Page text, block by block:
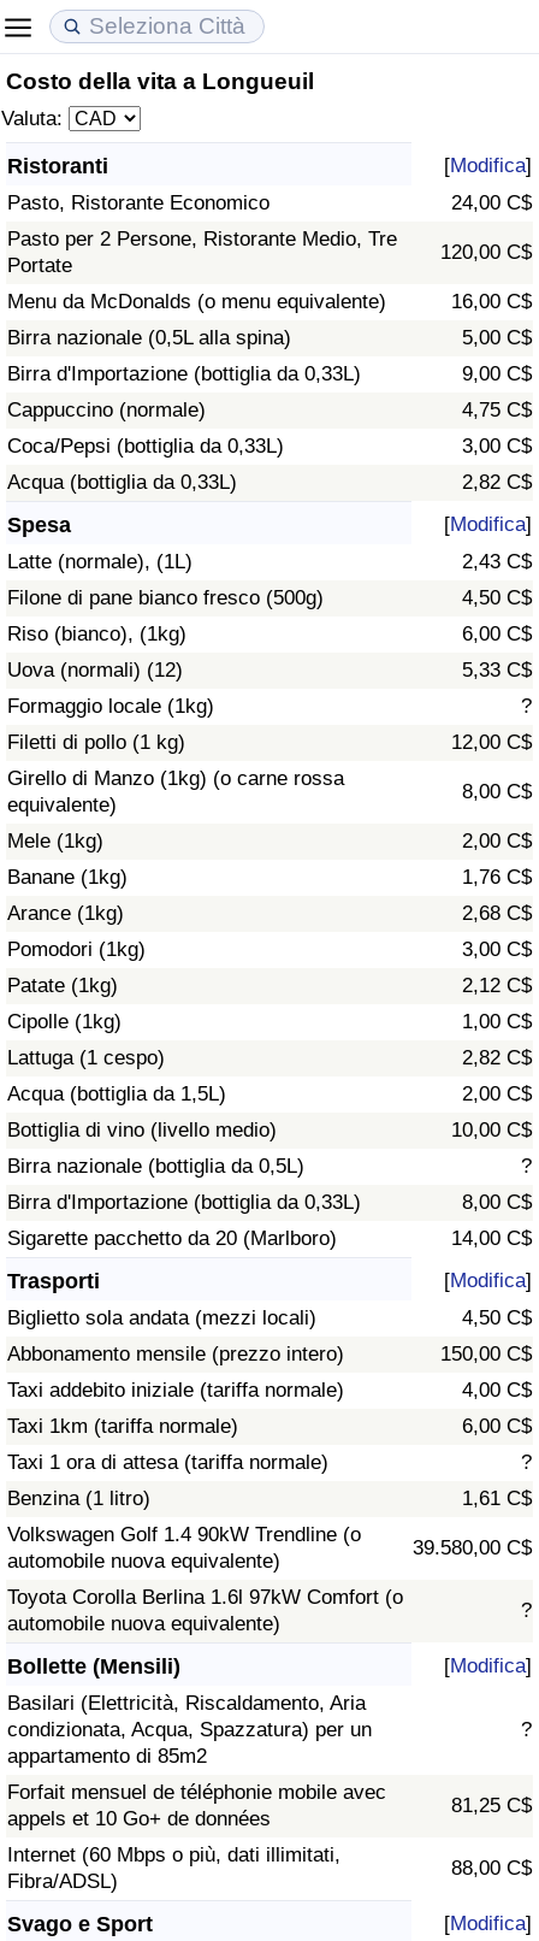
Costo della vita a Longueuil
Valuta:
Ristoranti [Modifica]
Pasto, Ristorante Economico
24,00 C$
Pasto per 2 Persone, Ristorante Medio, Tre
Portate
120,00 C$
Menu da McDonalds (o menu equivalente)
16,00 C$
Birra nazionale (0,5L alla spina)
5,00 C$
Birra d'Importazione (bottiglia da 0,33L)
9,00 C$
Cappuccino (normale)
4,75 C$
Coca/Pepsi (bottiglia da 0,33L)
3,00 C$
Acqua (bottiglia da 0,33L)
2,82 C$
Spesa [Modifica]
Latte (normale), (1L)
2,43 C$
Filone di pane bianco fresco (500g)
4,50 C$
Riso (bianco), (1kg)
6,00 C$
Uova (normali) (12)
5,33 C$
Formaggio locale (1kg)
?
Filetti di pollo (1 kg)
12,00 C$
Girello di Manzo (1kg) (o carne rossa
equivalente)
8,00 C$
Mele (1kg)
2,00 C$
Banane (1kg)
1,76 C$
Arance (1kg)
2,68 C$
Pomodori (1kg)
3,00 C$
Patate (1kg)
2,12 C$
Cipolle (1kg)
1,00 C$
Lattuga (1 cespo)
2,82 C$
Acqua (bottiglia da 1,5L)
2,00 C$
Bottiglia di vino (livello medio)
10,00 C$
Birra nazionale (bottiglia da 0,5L)
?
Birra d'Importazione (bottiglia da 0,33L)
8,00 C$
Sigarette pacchetto da 20 (Marlboro)
14,00 C$
Trasporti [Modifica]
Biglietto sola andata (mezzi locali)
4,50 C$
Abbonamento mensile (prezzo intero)
150,00 C$
Taxi addebito iniziale (tariffa normale)
4,00 C$
Taxi 1km (tariffa normale)
6,00 C$
Taxi 1 ora di attesa (tariffa normale)
?
Benzina (1 litro)
1,61 C$
Volkswagen Golf 1.4 90kW Trendline (o
automobile nuova equivalente)
39.580,00 C$
Toyota Corolla Berlina 1.6l 97kW Comfort (o
automobile nuova equivalente)
?
Bollette (Mensili) [Modifica]
Basilari (Elettricità, Riscaldamento, Aria
condizionata, Acqua, Spazzatura) per un
appartamento di 85m2
?
Forfait mensuel de téléphonie mobile avec
appels et 10 Go+ de données
81,25 C$
Internet (60 Mbps o più, dati illimitati,
Fibra/ADSL)
88,00 C$
Svago e Sport [Modifica]
Costo della vita
Indice Del Costo Della Vita (corrente)
Indice Del Costo Della Vita
Indice del Costo della Vita per Nazione
ad Aqaba
Prezzi degli immobili
Indice del Prezzo delle Case (Corrente)
Indice del Prezzo delle Case
Indice del Prezzo delle Case per Nazione
Qualità della Vita
Indice della Qualità della Vita
Indice della Qualità della Vita (Corrente)
Indice della qualità della vita per Paese
Criminalità
Indice del Tasso di Criminalità (Corrente)
Indice della Criminalità
Indice di criminalità per paese
Indice dell’Assistenza Sanitaria (Corrente)
Indice dell’Assistenza Sanitaria
Indice dell’Assistenza Sanitaria per
Nazione
Inquinamento
Indice dell’Inquinamento (Corrente)
Indice di inquinamento
Indice dell’Inquinamento per Nazione
Traffico
Indice del Traffico
Indice del traffico (Corrente)
Indice del traffico per Nazione